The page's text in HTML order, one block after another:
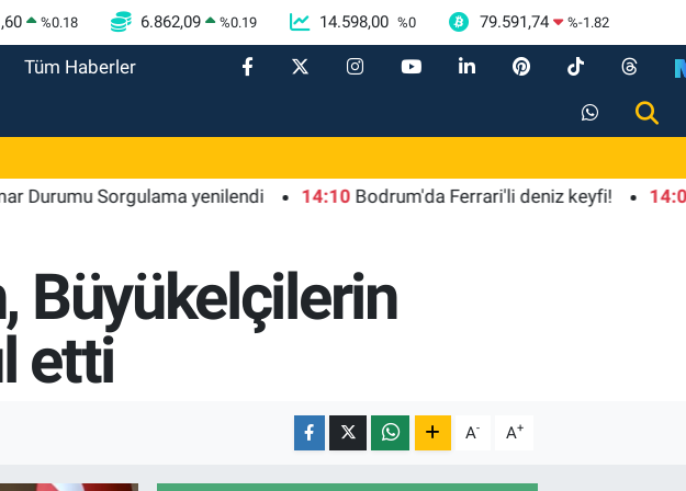
%0.18 6.862,09 %0.19 14.598,00 %0 79.591,74 %-1.82
Tüm Haberler
Sorgulama yenilendi 14:10 Bodrum'da Ferrari'li deniz keyfi! 14:00
Büyükelçilerin
etti
A- A+